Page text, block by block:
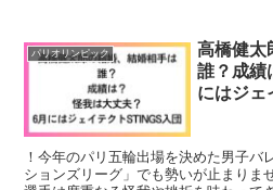
パリオリンピック
高橋健太
誰？成績
にはジェ
！今年のパリ五輪出場を決めた男子バ
ションズリーグ」でも勢いが止まりま